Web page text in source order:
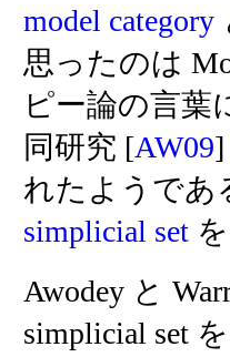
model category
思ったのは
ピー論の言葉
同研究 [AW09
れたようであ
simplicial set
Awodey と
simplicial set